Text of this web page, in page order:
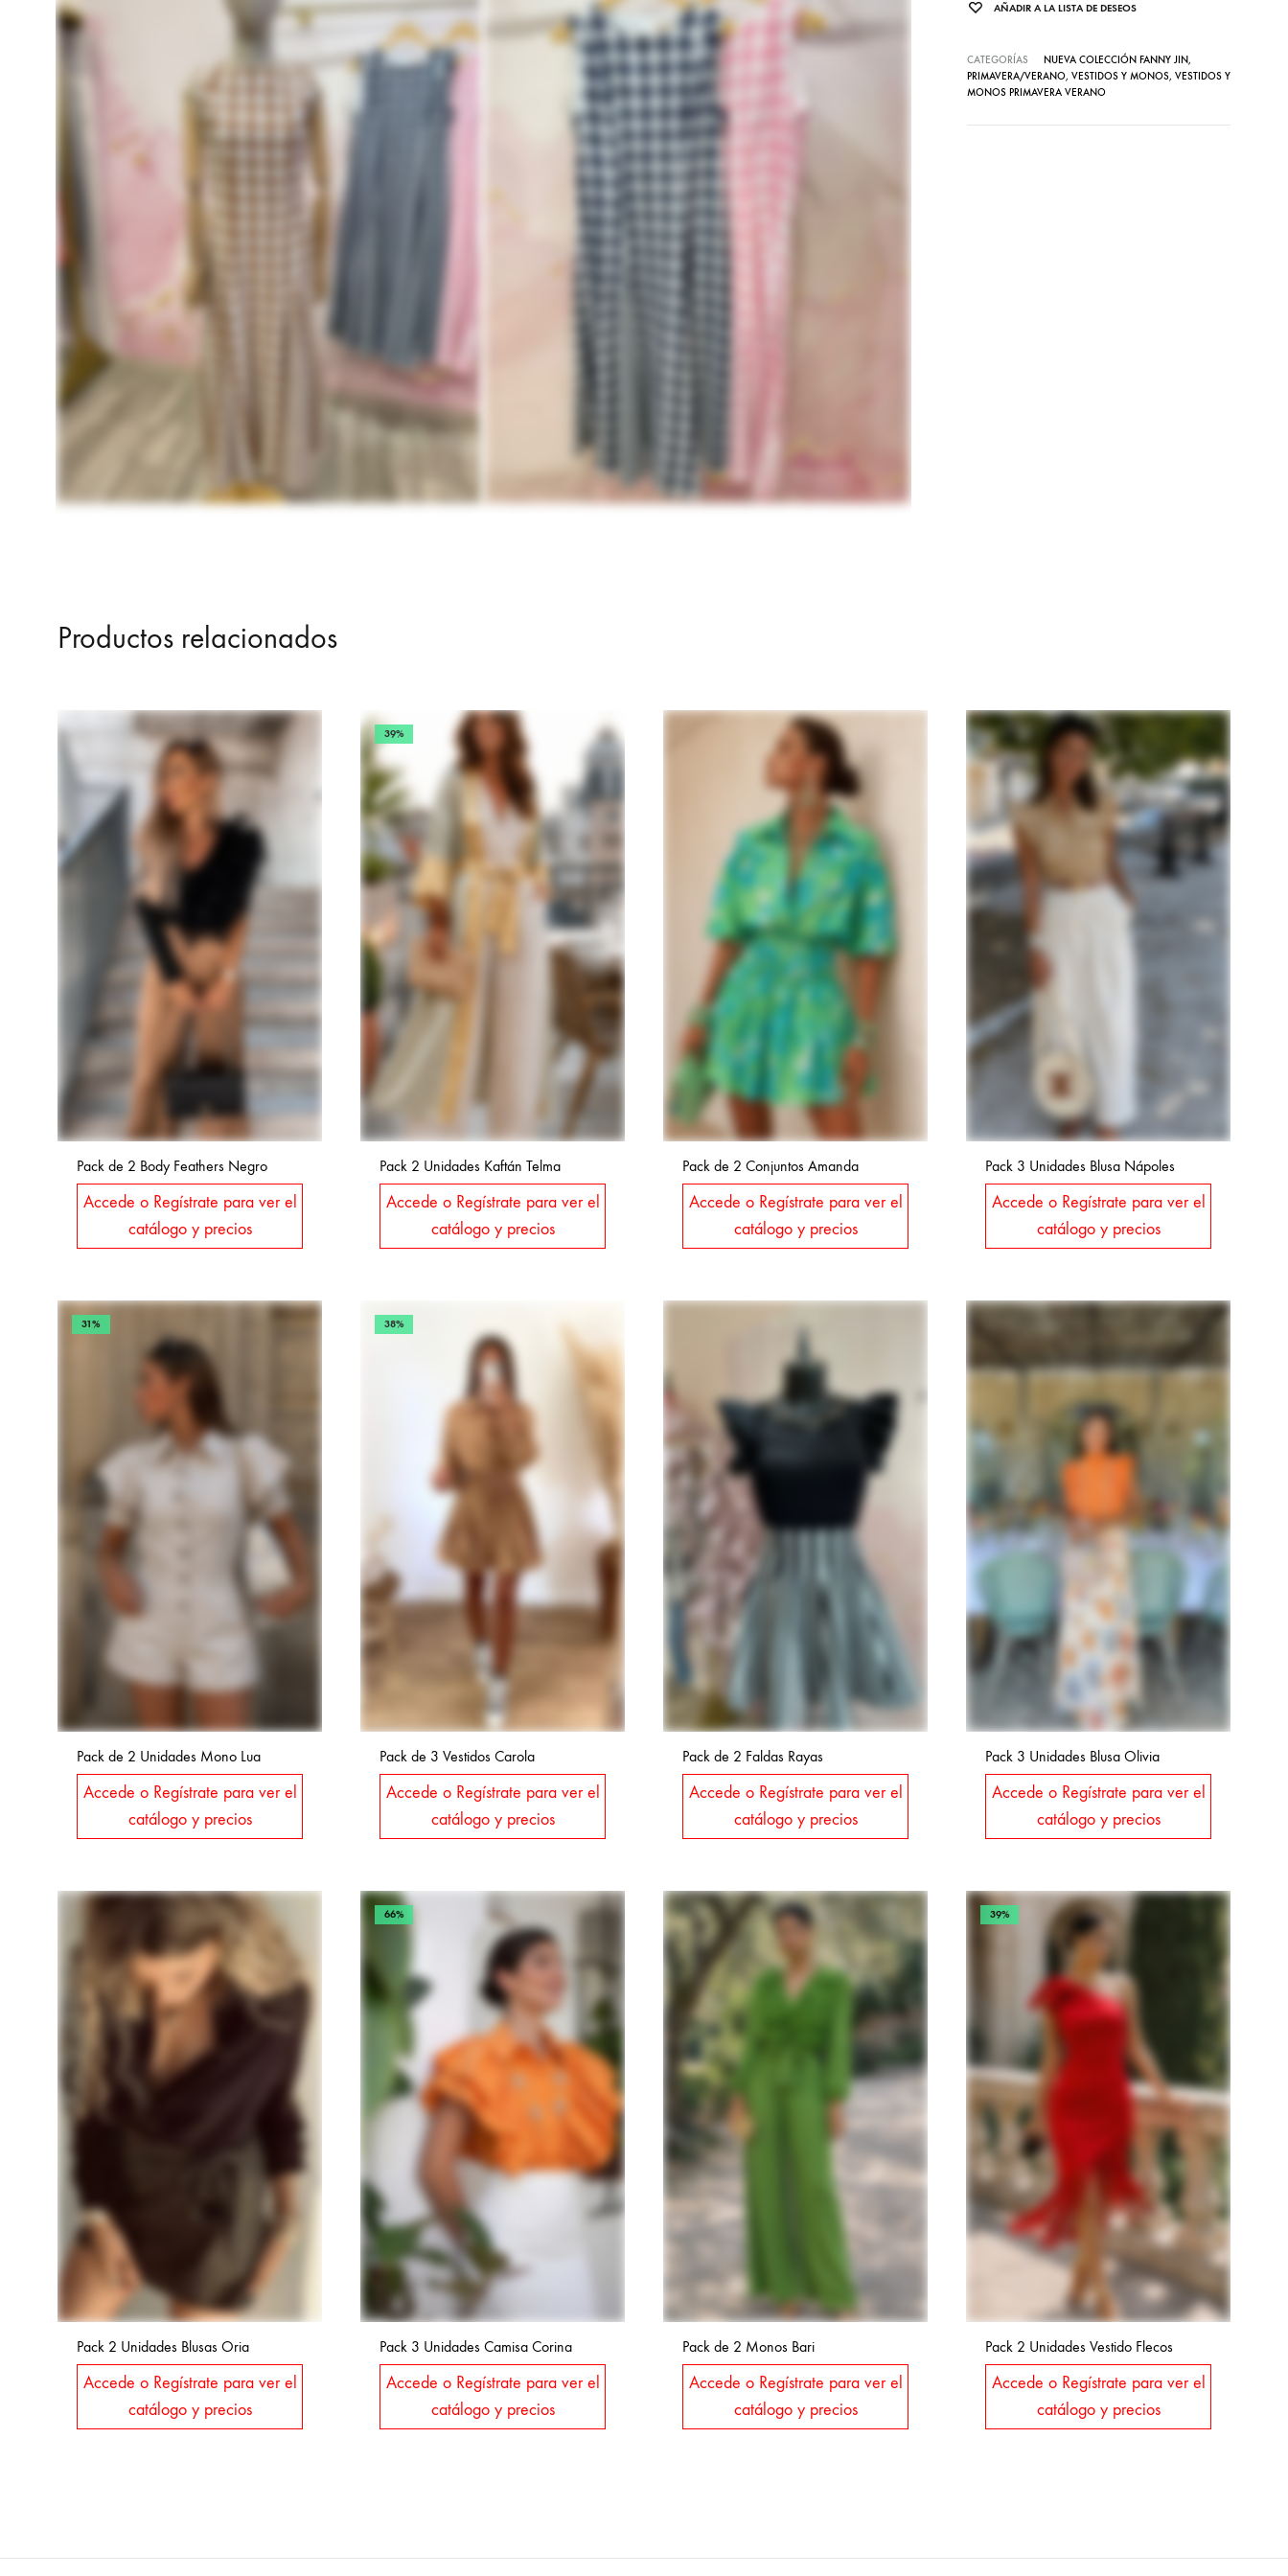
AÑADIR A LA LISTA DE DESEOS
CATEGORÍAS NUEVA COLECCIÓN FANNY JIN,
PRIMAVERA/VERANO, VESTIDOS Y MONOS, VESTIDOS Y
MONOS PRIMAVERA VERANO
Productos relacionados
Pack de 2 Body Feathers Negro
Accede o Regístrate para ver el
catálogo y precios
39%
Pack 2 Unidades Kaftán Telma
Accede o Regístrate para ver el
catálogo y precios
Pack de 2 Conjuntos Amanda
Accede o Regístrate para ver el
catálogo y precios
Pack 3 Unidades Blusa Nápoles
Accede o Regístrate para ver el
catálogo y precios
31%
Pack de 2 Unidades Mono Lua
Accede o Regístrate para ver el
catálogo y precios
38%
Pack de 3 Vestidos Carola
Accede o Regístrate para ver el
catálogo y precios
Pack de 2 Faldas Rayas
Accede o Regístrate para ver el
catálogo y precios
Pack 3 Unidades Blusa Olivia
Accede o Regístrate para ver el
catálogo y precios
Pack 2 Unidades Blusas Oria
Accede o Regístrate para ver el
catálogo y precios
66%
Pack 3 Unidades Camisa Corina
Accede o Regístrate para ver el
catálogo y precios
Pack de 2 Monos Bari
Accede o Regístrate para ver el
catálogo y precios
39%
Pack 2 Unidades Vestido Flecos
Accede o Regístrate para ver el
catálogo y precios